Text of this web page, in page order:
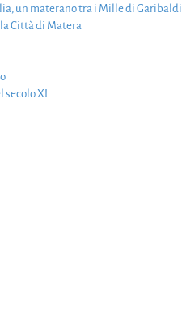
un materano tra i Mille di Garibaldi
Città di Matera
XI